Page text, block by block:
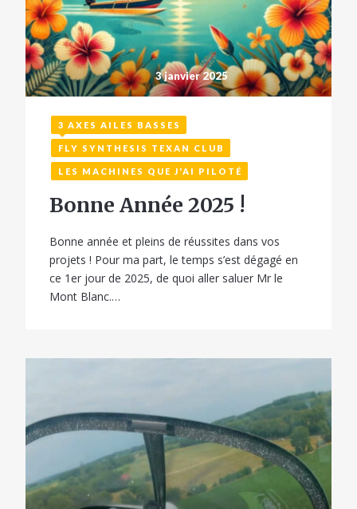
3 janvier 2025
3 AXES AILES BASSES
FLY SYNTHESIS TEXAN CLUB
LES MACHINES QUE J'AI PILOTÉ
Bonne Année 2025 !
Bonne année et pleins de réussites dans vos
projets ! Pour ma part, le temps s’est dégagé en
ce 1er jour de 2025, de quoi aller saluer Mr le
Mont Blanc.…